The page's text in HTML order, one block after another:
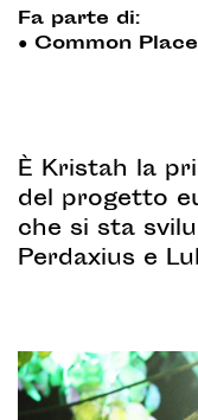
Fa parte di:
● Common
È Kristah la
del progetto
che si sta
Perdaxius e